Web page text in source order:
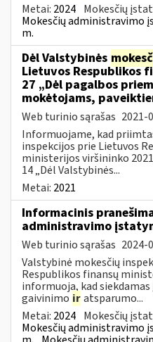
Metai: 2024 Mokesčių
Mokesčių administravimo
m.
Dėl Valstybinės
Lietuvos Respublikos
27 „Dėl pagalbos
mokėtojams,
Web turinio sąrašas 2021-
Informuojame, kad
inspekcijos prie Lietuvos
ministerijos viršininko 2021
14 „Dėl Valstybinės...
Metai: 2021
Informacinis
administravimo
Web turinio sąrašas 2024-
Valstybinė mokesčių
Respublikos finansų
informuoja, kad
gaivinimo iratsparumo...
Metai: 2024 Mokesčių
Mokesčių administravimo